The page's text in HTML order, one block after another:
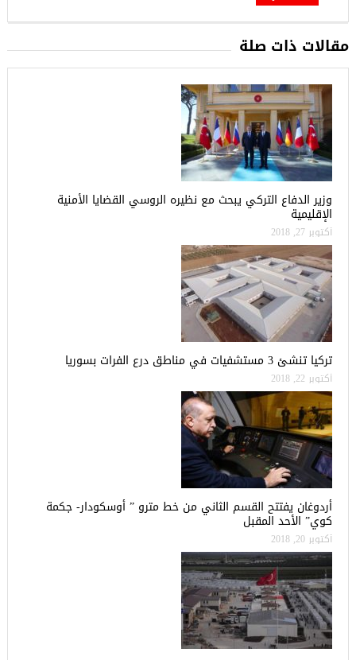
مقالات ذات صلة
وزير الدفاع التركي يبحث مع نظيره الروسي القضايا الأمنية
الإقليمية
أكتوبر 27, 2018
تركيا تنشئ 3 مستشفيات في مناطق درع الفرات بسوريا
أكتوبر 22, 2018
أردوغان يفتتح القسم الثاني من خط مترو ” أوسكودار- جكمة
كوي” الأحد المقبل
أكتوبر 20, 2018